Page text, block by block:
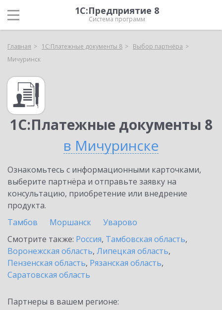
1С:Предприятие 8
Система программ
Главная 1С:Платежные документы 8
Выбор партнёра
Мичуринск
1С:Платежные документы 8
в Мичуринске
Ознакомьтесь с информационными карточками,
выберите партнёра и отправьте заявку на
консультацию, приобретение или внедрение
продукта.
Тамбов
Моршанск
Уварово
Смотрите также: Россия, Тамбовская область,
Воронежская область, Липецкая область,
Пензенская область, Рязанская область,
Саратовская область
Партнеры в вашем регионе: